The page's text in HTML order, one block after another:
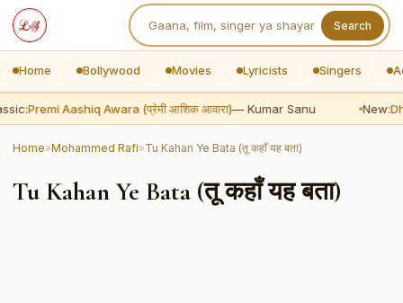
Search
Home Bollywood Movies Lyricists Singers
Premi Aashiq Awara (प्रेमी आशिक आवारा)— Kumar Sanu New:
Home»Mohammed Rafi»Tu Kahan Ye Bata (तू कहाँ यह बता)
Tu Kahan Ye Bata (तू कहाँ यह बता)